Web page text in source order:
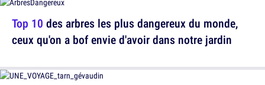
Top 10 des arbres les plus dangereux du monde,
ceux qu'on a bof envie d'avoir dans notre jardin